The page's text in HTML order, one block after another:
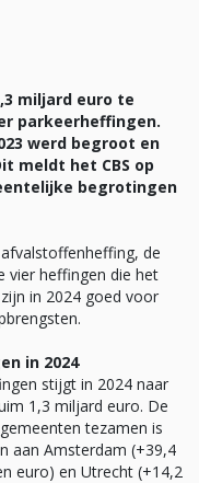
miljard euro te
parkeerheffingen.
werd begroot en
meldt het CBS op
begrotingen
de
vier heffingen die het
in 2024 goed voor
in 2024
stijgt in 2024 naar
1,3 miljard euro. De
tezamen is
aan Amsterdam (+39,4
euro) en Utrecht (+14,2